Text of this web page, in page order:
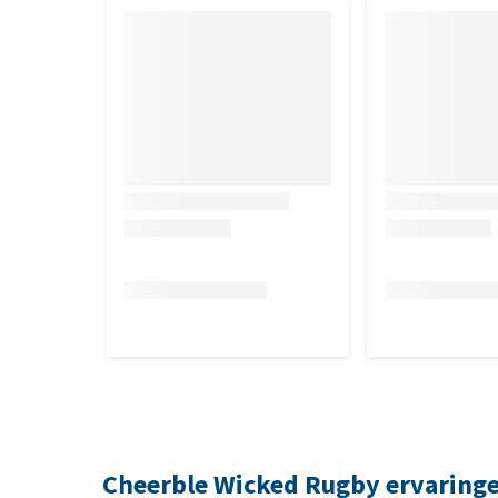
Cheerble Wicked Rugby